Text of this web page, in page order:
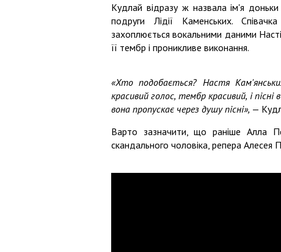
Кудлай відразу ж назвала ім'я доньки
подруги Лідії Каменських.
захоплюється вокальними даними
її тембр і проникливе виконання.
«Хто подобається? Настя
красивий голос, тембр красивий, і
вона пропускає через душу пісні», —
Варто зазначити, що раніше Алла
скандального чоловіка, репера Алесея